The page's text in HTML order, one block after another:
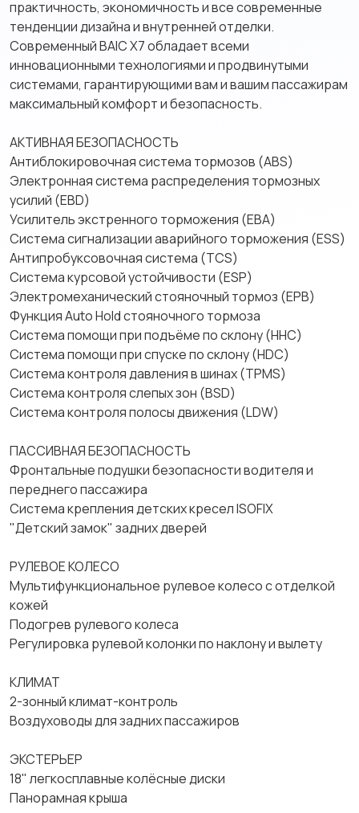
практичность, экономичность и все современные
тенденции дизайна и внутренней отделки.
Современный BAIC X7 обладает всеми
инновационными технологиями и продвинутыми
системами, гарантирующими вам и вашим пассажирам
максимальный комфорт и безопасность.
АКТИВНАЯ БЕЗОПАСНОСТЬ
Антиблокировочная система тормозов (ABS)
Электронная система распределения тормозных
усилий (EBD)
Усилитель экстренного торможения (EBA)
Система сигнализации аварийного торможения (ESS)
Антипробуксовочная система (TCS)
Система курсовой устойчивости (ESP)
Электромеханический стояночный тормоз (EPB)
Функция Auto Hold стояночного тормоза
Система помощи при подъёме по склону (HHC)
Система помощи при спуске по склону (HDC)
Система контроля давления в шинах (TPMS)
Система контроля слепых зон (BSD)
Система контроля полосы движения (LDW)
ПАССИВНАЯ БЕЗОПАСНОСТЬ
Фронтальные подушки безопасности водителя и
переднего пассажира
Система крепления детских кресел ISOFIX
"Детский замок" задних дверей
РУЛЕВОЕ КОЛЕСО
Мультифункциональное рулевое колесо с отделкой
кожей
Подогрев рулевого колеса
Регулировка рулевой колонки по наклону и вылету
КЛИМАТ
2-зонный климат-контроль
Воздуховоды для задних пассажиров
ЭКСТЕРЬЕР
18" легкосплавные колёсные диски
Панорамная крыша